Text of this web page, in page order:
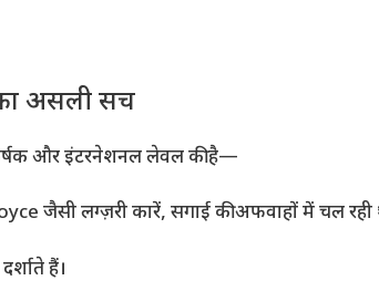
का असली सच
और इंटरनेशनल लेवल की है—
जैसी लग्ज़री कारें, सगाई की अफवाहों में चल रही
हैं।